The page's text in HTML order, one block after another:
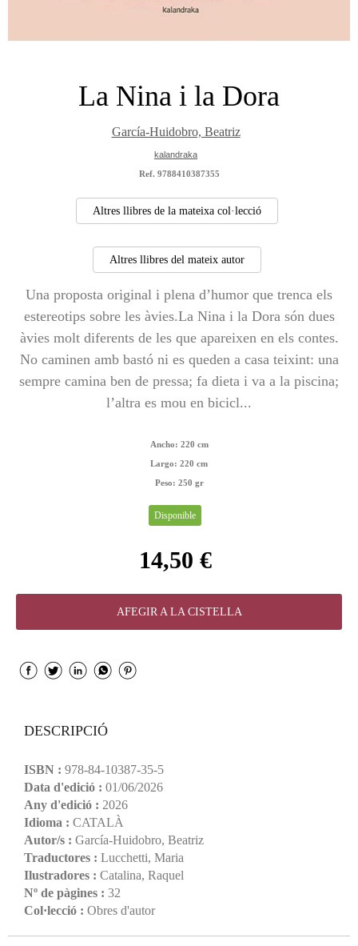
La Nina i la Dora
García-Huidobro, Beatriz
kalandraka
Ref. 9788410387355
Altres llibres de la mateixa col·lecció
Altres llibres del mateix autor
Una proposta original i plena d’humor que trenca els
estereotips sobre les àvies.La Nina i la Dora són dues
àvies molt diferents de les que apareixen en els contes.
No caminen amb bastó ni es queden a casa teixint: una
sempre camina ben de pressa; fa dieta i va a la piscina;
l’altra es mou en bicicl...
Ancho: 220 cm
Largo: 220 cm
Peso: 250 gr
Disponible
14,50 €
AFEGIR A LA CISTELLA
DESCRIPCIÓ
ISBN : 978-84-10387-35-5
Data d'edició : 01/06/2026
Any d'edició : 2026
Idioma : CATALÀ
Autor/s : García-Huidobro, Beatriz
Traductores : Lucchetti, Maria
Ilustradores : Catalina, Raquel
Nº de pàgines : 32
Col·lecció : Obres d'autor